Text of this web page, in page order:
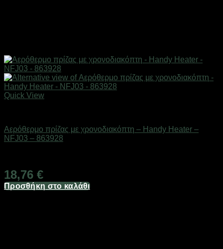
Quick View
Αερόθερμο πρίζας με χρονοδιακόπτη – Handy Heater –
NFJ03 – 863928
18,76 €
Προσθήκη στο καλάθι